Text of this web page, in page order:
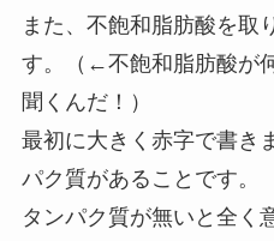
また、不飽和脂肪酸を取
す。（←不飽和脂肪酸が
聞くんだ！）
最初に大きく赤字で書き
パク質があることです。
タンパク質が無いと全く